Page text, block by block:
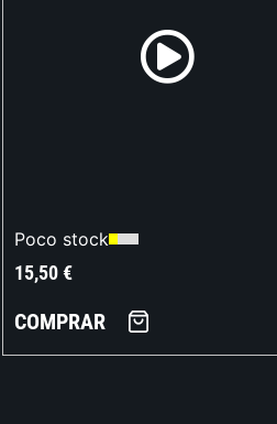
Poco stock
15,50€
COMPRAR